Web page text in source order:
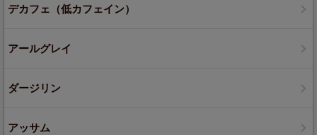
デカフェ（低カフェイン）
アールグレイ
ダージリン
アッサム